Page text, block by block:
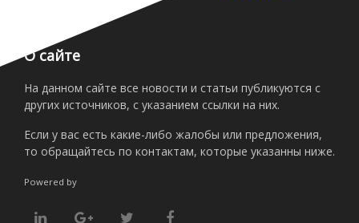
О сайте
На данном сайте все новости и статьи публикуются с
других источников, с указанием ссылки на них.
Если у вас есть какие-либо жалобы или предложения,
то обращайтесь по контактам, которые указанны ниже.
Powered by